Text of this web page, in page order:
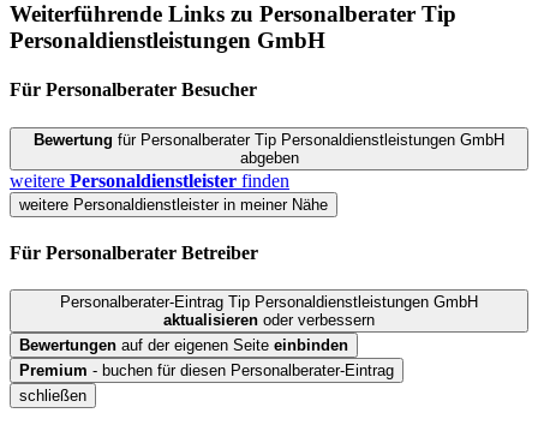
Weiterführende Links zu Personalberater Tip
Personaldienstleistungen GmbH
Für Personalberater Besucher
Bewertung für Personalberater Tip Personaldienstleistungen GmbH
abgeben
weitere Personaldienstleister finden
weitere Personaldienstleister in meiner Nähe
Für Personalberater Betreiber
Personalberater-Eintrag Tip Personaldienstleistungen GmbH
aktualisieren oder verbessern
Bewertungen auf der eigenen Seite einbinden
Premium - buchen für diesen Personalberater-Eintrag
schließen